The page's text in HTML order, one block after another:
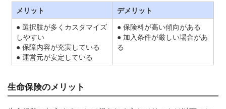
メリット
デメリット
● 選択肢が多くカスタマイズ
しやすい
● 保障内容が充実している
● 運営元が安定している
● 保険料が高い傾向がある
● 加入条件が厳しい場合があ
る
生命保険のメリット